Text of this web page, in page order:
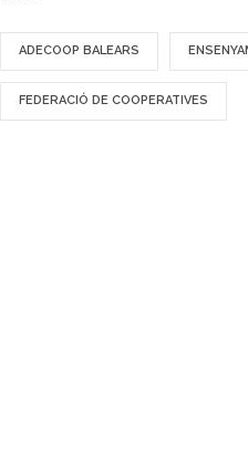
ADECOOP BALEARS
FEDERACIÓ DE COOPERATIVES